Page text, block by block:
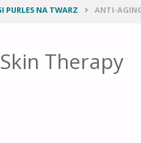
PURLES NA TWARZ ANTI-
Therapy